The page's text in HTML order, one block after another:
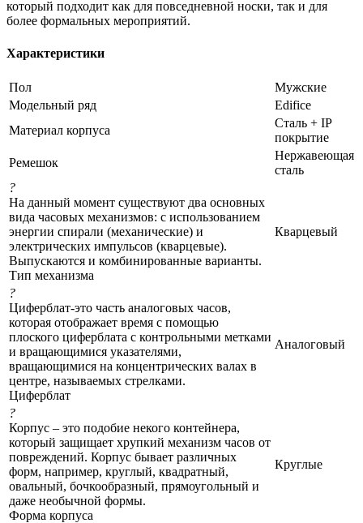
который подходит как для повседневной носки, так и для
более формальных мероприятий.
Характеристики
Пол
Мужские
Модельный ряд
Edifice
Материал корпуса
Сталь + IP
покрытие
Ремешок
Нержавеющая
сталь
?
На данный момент существуют два основных
вида часовых механизмов: с использованием
энергии спирали (механические) и
электрических импульсов (кварцевые).
Выпускаются и комбинированные варианты.
Тип механизма
Кварцевый
?
Циферблат-это часть аналоговых часов,
которая отображает время с помощью
плоского циферблата с контрольными метками
и вращающимися указателями,
вращающимися на концентрических валах в
центре, называемых стрелками.
Циферблат
Аналоговый
?
Корпус – это подобие некого контейнера,
который защищает хрупкий механизм часов от
повреждений. Корпус бывает различных
форм, например, круглый, квадратный,
овальный, бочкообразный, прямоугольный и
даже необычной формы.
Форма корпуса
Круглые